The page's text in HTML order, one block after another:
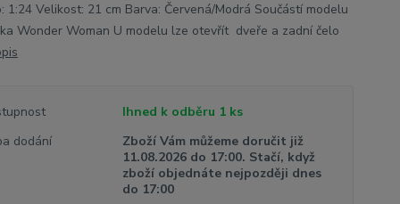
1:24 Velikost: 21 cm Barva: Červená/Modrá Součástí modelu
Wonder Woman U modelu lze otevřít dveře a zadní čelo
Ihned k odběru 1 ks
dodání
Zboží Vám můžeme doručit již
11.08.2026 do 17:00. Stačí, když
zboží objednáte nejpozději dnes
do 17:00